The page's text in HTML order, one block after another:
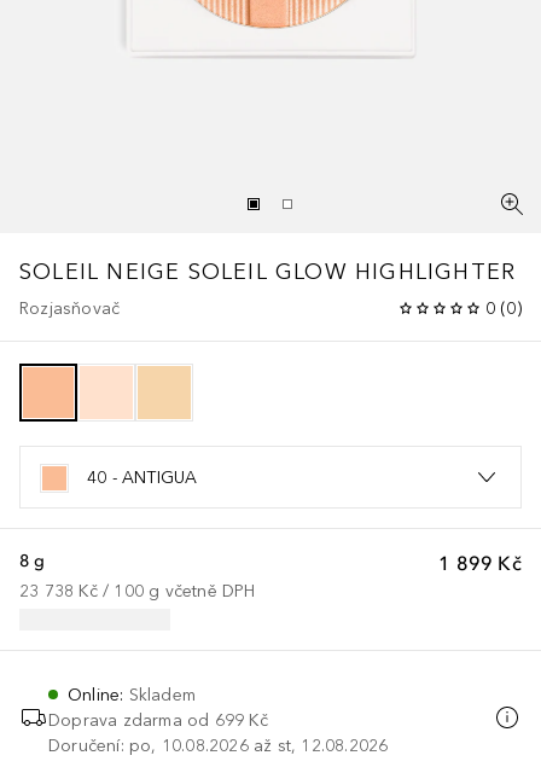
SOLEIL NEIGE SOLEIL GLOW HIGHLIGHTER
Rozjasňovač 0 (0)
40 - ANTIGUA
1 899 Kč
8 g
23 738 Kč / 100 g včetně DPH
Online: Skladem
Doprava zdarma od 699 Kč
Doručení: po, 10.08.2026 až st, 12.08.2026